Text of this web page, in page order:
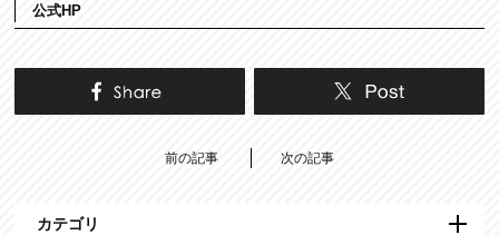
公式HP
前の記事 次の記事
カテゴリ